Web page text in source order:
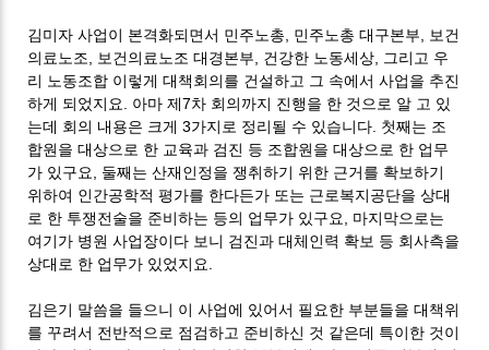
김미자 사업이 본격화되면서 민주노총, 민주노총 대구본부, 보건
의료노조, 보건의료노조 대경본부, 건강한 노동세상, 그리고 우
리 노동조합 이렇게 대책회의를 건설하고 그 속에서 사업을 추진
하게 되었지요. 아마 제7차 회의까지 진행을 한 것으로 알 고 있
는데 회의 내용은 크게 3가지로 정리될 수 있습니다. 첫째는 조
합원을 대상으로 한 교육과 검진 등 조합원을 대상으로 한 업무
가 있구요, 둘째는 산재인정을 쟁취하기 위한 근거를 확보하기
위하여 인간공학적 평가를 한다든가 또는 근로복지공단을 상대
로 한 투쟁전술을 준비하는 등의 업무가 있구요, 마지막으로는
여기가 병원 사업장이다 보니 검진과 대체인력 확보 등 회사측을
상대로 한 업무가 있었지요.
김은기 말씀을 들으니 이 사업에 있어서 필요한 부분들을 대책위
를 꾸려서 전반적으로 점검하고 준비하신 것 같은데 특이한 것이